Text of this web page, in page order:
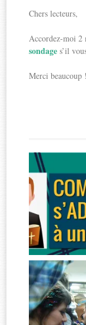
Chers lecteurs,
Accordez-moi 2
sondages’il
Merci beaucoup !